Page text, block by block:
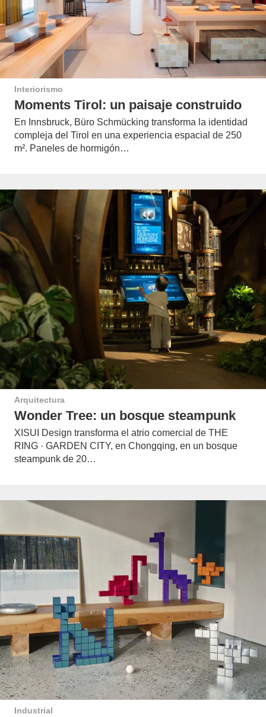
Interiorismo
Moments Tirol: un paisaje construido
En Innsbruck, Büro Schmücking transforma la identidad
compleja del Tirol en una experiencia espacial de 250
m². Paneles de hormigón…
Arquitectura
Wonder Tree: un bosque steampunk
XISUI Design transforma el atrio comercial de THE
RING · GARDEN CITY, en Chongqing, en un bosque
steampunk de 20…
Industrial